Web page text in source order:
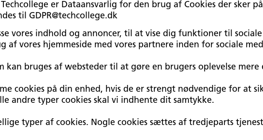
er Dataansvarlig for den brug af Cookies der sker
til GDPR@techcollege.dk
vores indhold og annoncer, til at vise dig funktioner til
af vores hjemmeside med vores partnere inden for sociale
kan bruges af websteder til at gøre en brugers oplevelse mere
cookies på din enhed, hvis de er strengt nødvendige for at
andre typer cookies skal vi indhente dit samtykke.
typer af cookies. Nogle cookies sættes af tredjeparts